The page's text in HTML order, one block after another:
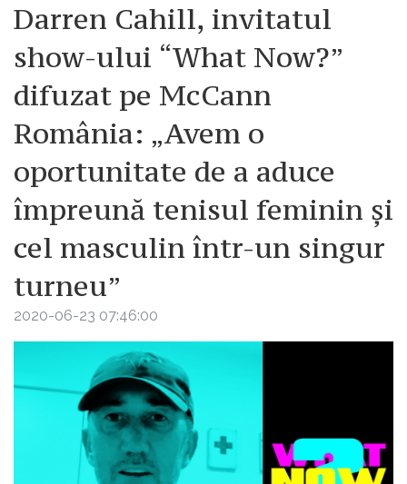
Darren Cahill, invitatul
show-ului “What Now?”
difuzat pe McCann
România: „Avem o
oportunitate de a aduce
împreună tenisul feminin și
cel masculin într-un singur
turneu”
2020-06-23 07:46:00